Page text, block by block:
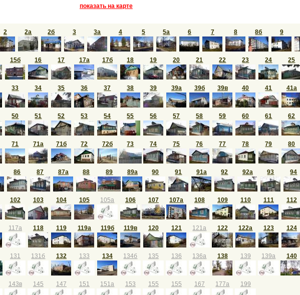
показать на карте
2 2а 2б 3 3а 4 5 5а 6 7 8 8б 9
15б 16 17 17а 17б 18 19 20 21 22 23 24 25
33 34 35 36 37 38 39 39а 39б 39в 40 41 41а
50 51 52 53 54 55 56 57 58 59 60 61 62
71 71а 71б 72 72б 73 74 75 76 77 78 79 80
86 87 87а 88 89 89а 90 91 91а 92 92а 93 94
102 103 104 105 105а 106 107 107а 108 109 110 111 112
117а 118 119 119а 119б 119в 120 121 121а 122 122а 123 124
131 131б 132 133 134 134б 135 136 136а 138 139 139а 140
143в 145 147 151 151а 153 155 155 167 177а 199